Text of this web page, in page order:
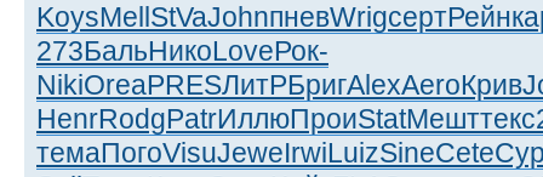
KoysMellStVaJohnпневWrigсертРейн
273БальНикоLoveРок-
NikiOreaPRESЛитРБригAlexAeroКрив
HenrRodgPatrИллюПроиStatМешттекс
темаПогоVisuJeweIrwiLuizSineCete